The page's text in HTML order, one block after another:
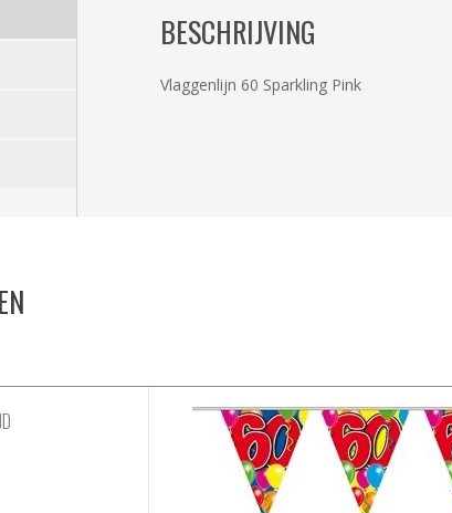
BESCHRIJVING
Vlaggenlijn 60 Sparkling Pink